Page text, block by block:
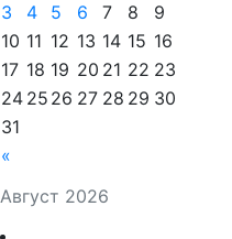
Август 2026
«
3
4 5 6 7 8
9
10 11 12 13 14 15 16
17 18 19 20 21 22 23
24 25 26 27 28 29 30
31